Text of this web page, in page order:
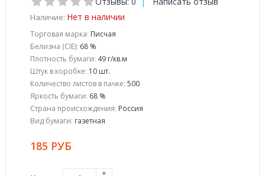
Наличие: Нет в наличии
Торговая марка: Писчая
Белизна (CIE): 68 %
Плотность бумаги: 49 г/кв.м
Штук в коробке: 10 шт.
Количество листов в пачке: 500
Яркость бумаги: 68 %
Страна происхождения: Россия
Вид бумаги: гaзетная
185 РУБ